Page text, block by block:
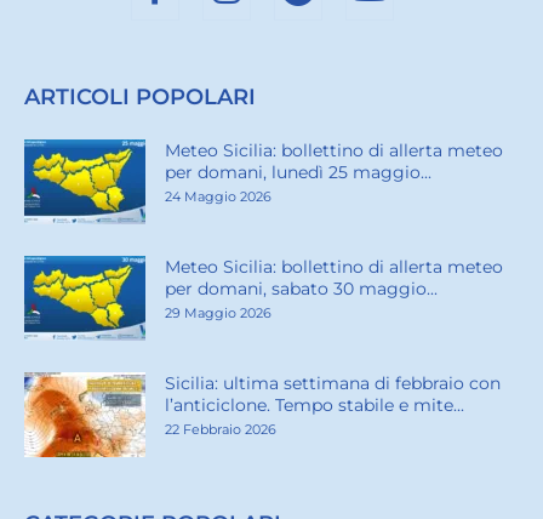
ARTICOLI POPOLARI
Meteo Sicilia: bollettino di allerta meteo
per domani, lunedì 25 maggio...
24 Maggio 2026
Meteo Sicilia: bollettino di allerta meteo
per domani, sabato 30 maggio...
29 Maggio 2026
Sicilia: ultima settimana di febbraio con
l’anticiclone. Tempo stabile e mite...
22 Febbraio 2026